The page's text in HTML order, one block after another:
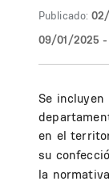
Publicado:
09/01/2025 -
Se
en el
su
la